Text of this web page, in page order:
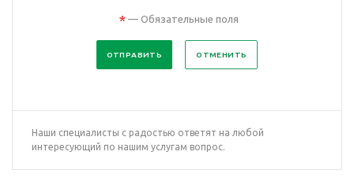
*— Обязательные поля
ОТМЕНИТЬ
Наши специалисты с радостью ответят на любой
интересующий по нашим услугам вопрос.